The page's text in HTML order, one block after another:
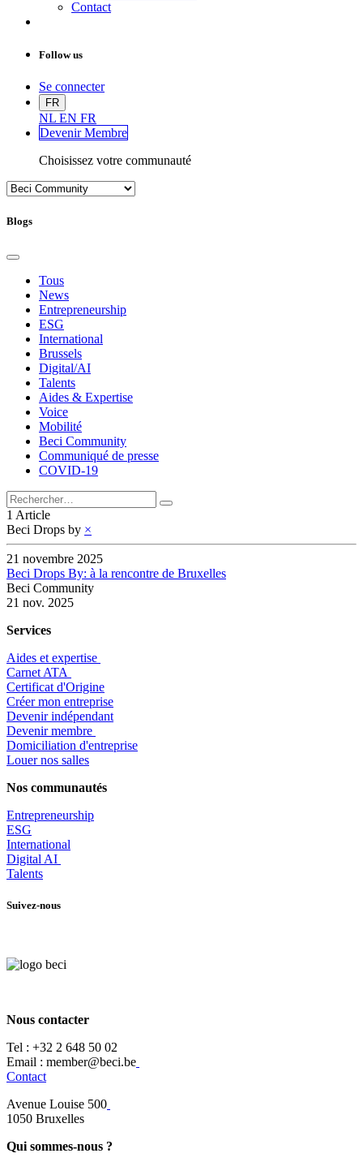
Contact
Follow us
Se connecter
FR
NL EN FR
Devenir Membre
Choisissez votre communauté
Blogs
Tous
News
Entrepreneurship
ESG
International
Brussels
Digital/AI
Talents
Aides & Expertise
Voice
Mobilité
Beci Community
Communiqué de presse
COVID-19
1 Article
Beci Drops by ×
21 novembre 2025
Beci Drops By: à la rencontre de Bruxelles
Beci Community
21 nov. 2025
Services
Aides et expertise
​Carnet ATA
Certificat d'Origine
Créer mon entreprise
Devenir indépendant
Devenir membre
​Domiciliation d'entreprise
Louer nos salles
Nos communautés
Entrepreneurship
ESG
International
Digital AI
Talents
Suivez-nous
Nous contacter
Tel : +32 2 648 50 02​
​​Email : member@beci.be
Contact
Avenue Louise 500
​1050 Bruxelles
Qui sommes-nous ?